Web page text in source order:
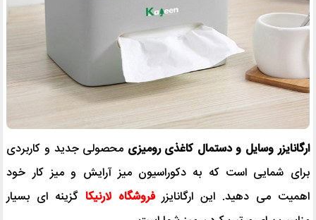
ارگانایزر وسایل و دستمال کاغذی رومیزی محصولی جدید و کاربردی
برای شمایی است که به دکوراسیون میز آرایش و میز کار خود
اهمیت می دهید. این ارگانایزرفروشگاه لارنیکا گزینه ای بسیار